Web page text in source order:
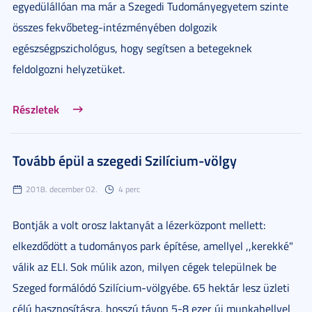
egyedülállóan ma már a Szegedi Tudományegyetem szinte
összes fekvőbeteg-intézményében dolgozik
egészségpszichológus, hogy segítsen a betegeknek
feldolgozni helyzetüket.
Részletek
Tovább épül a szegedi Szilícium-völgy
2018. december 02. 4 perc
Bontják a volt orosz laktanyát a lézerközpont mellett:
elkezdődött a tudományos park építése, amellyel ,,kerekké"
válik az ELI. Sok múlik azon, milyen cégek települnek be
Szeged formálódó Szilícium-völgyébe. 65 hektár lesz üzleti
célú hasznosításra, hosszú távon 5-8 ezer új munkahellyel